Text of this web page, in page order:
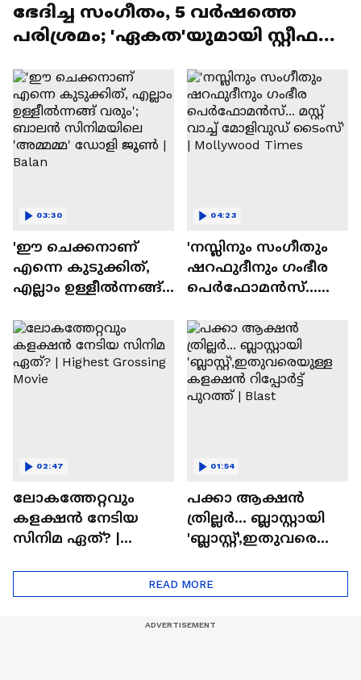
ഭേദിച്ച സംഗീതം, 5 വർഷത്തെ
പരിശ്രമം; 'ഏകത'യുമായി സ്റ്റീഫൻ
'ഈ ചെക്കനാണ്
എന്നെ കുടുക്കിത്,
എല്ലാം ഉള്ളീൽന്നങ്ങ്
സിനിമയിലെ
'അമ്മമ്മ' ഡോളി
ജൂൺ | Balan
03:30
'നസ്ലിനും സംഗീതും
ഷറഫുദീനും ഗംഭീര
പെർഫോമൻസ്...
ടൈംസ്' | Mollywood
Times
04:23
ലോകത്തേറ്റവും
കളക്ഷൻ നേടിയ
സിനിമ ഏത്? |
02:47
പക്കാ ആക്ഷൻ
ത്രില്ലർ... ബ്ലാസ്റ്റായി
'ബ്ലാസ്റ്റ്',ഇതുവരെയു
റിപ്പോർട്ട് പുറത്ത് |
Blast
01:54
READ MORE